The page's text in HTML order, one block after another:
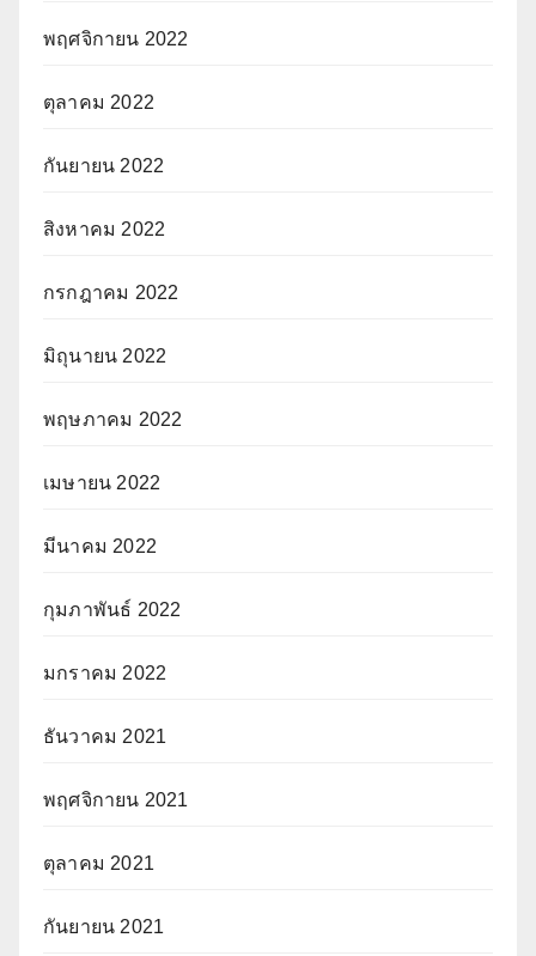
พฤศจิกายน 2022
ตุลาคม 2022
กันยายน 2022
สิงหาคม 2022
กรกฎาคม 2022
มิถุนายน 2022
พฤษภาคม 2022
เมษายน 2022
มีนาคม 2022
กุมภาพันธ์ 2022
มกราคม 2022
ธันวาคม 2021
พฤศจิกายน 2021
ตุลาคม 2021
กันยายน 2021